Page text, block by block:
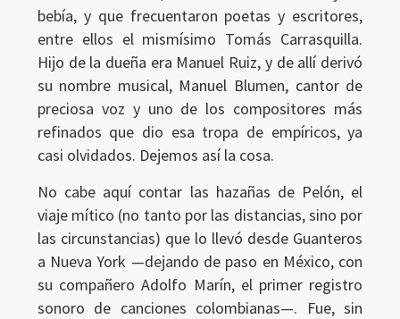
bebía, y que frecuentaron poetas y escritores,
entre ellos el mismísimo Tomás Carrasquilla.
Hijo de la dueña era Manuel Ruiz, y de allí derivó
su nombre musical, Manuel Blumen, cantor de
preciosa voz y uno de los compositores más
refinados que dio esa tropa de empíricos, ya
casi olvidados. Dejemos así la cosa.
No cabe aquí contar las hazañas de Pelón, el
viaje mítico (no tanto por las distancias, sino por
las circunstancias) que lo llevó desde Guanteros
a Nueva York —dejando de paso en México, con
su compañero Adolfo Marín, el primer registro
sonoro de canciones colombianas—. Fue, sin